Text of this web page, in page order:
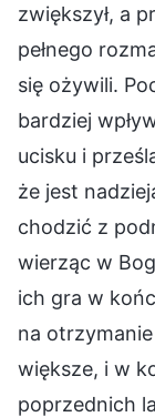
zwiększył, a
pełnego
się ożywili.
bardziej
ucisku i
że jest
chodzić z
wierząc w
ich gra w
na otrzymanie
większe, i w
poprzednich